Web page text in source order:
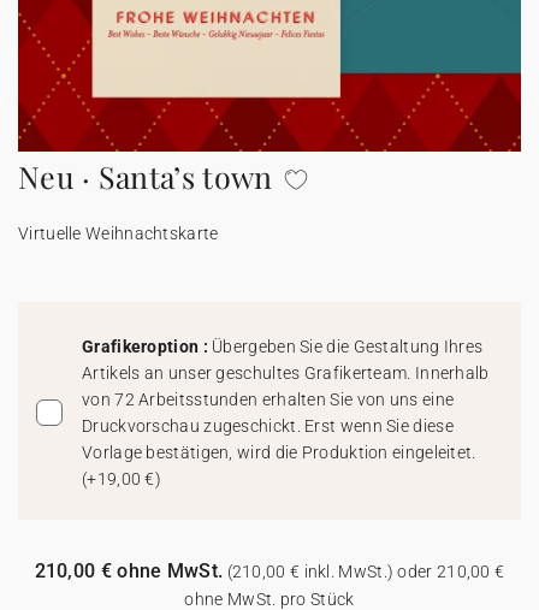
Karten mit Blumensamen
100% personalisierbare Karten
★ Gratis Musterkarten
★ Angebot anfragen
Postkarten
Adressaufkleber für Umschläge
Menüs
Neu · Santa’s town
Virtuelle Weihnachtskarte
Grafikeroption : Übergeben Sie die Gestaltung Ihres
Artikels an unser geschultes Grafikerteam. Innerhalb
von 72 Arbeitsstunden erhalten Sie von uns eine
Druckvorschau zugeschickt. Erst wenn Sie diese
Vorlage bestätigen, wird die Produktion eingeleitet.
(+19,00 €)
210,00 € ohne MwSt. (210,00 € inkl. MwSt.) oder 210,00 €
ohne MwSt. pro Stück